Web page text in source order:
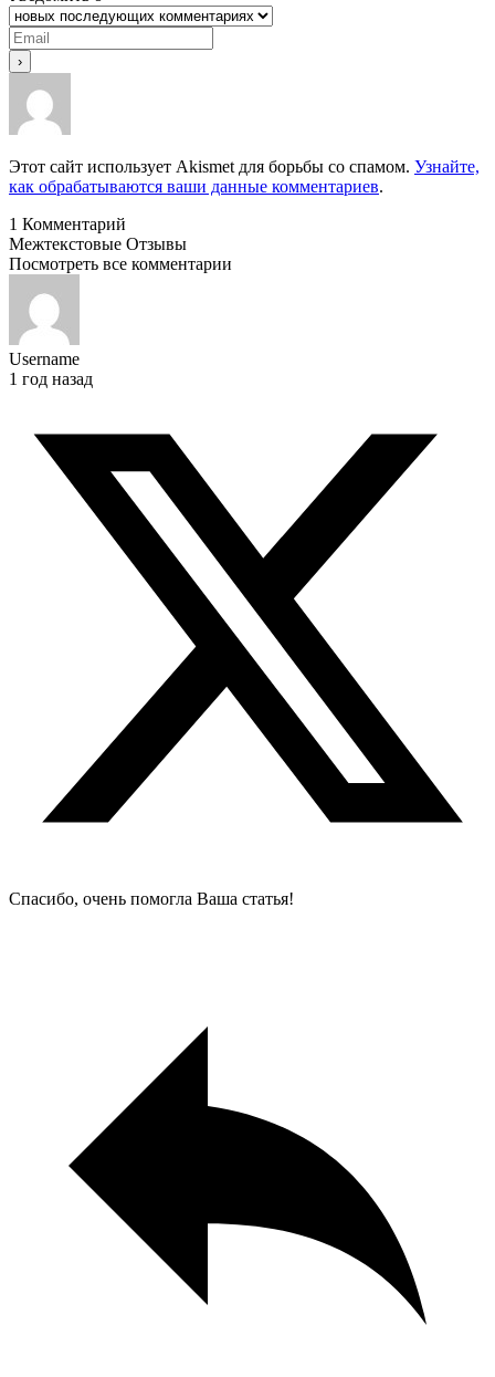
Этот сайт использует Akismet для борьбы со спамом. Узнайте,
как обрабатываются ваши данные комментариев.
1 Комментарий
Межтекстовые Отзывы
Посмотреть все комментарии
Username
1 год назад
Cпасибо, очень помогла Ваша статья!